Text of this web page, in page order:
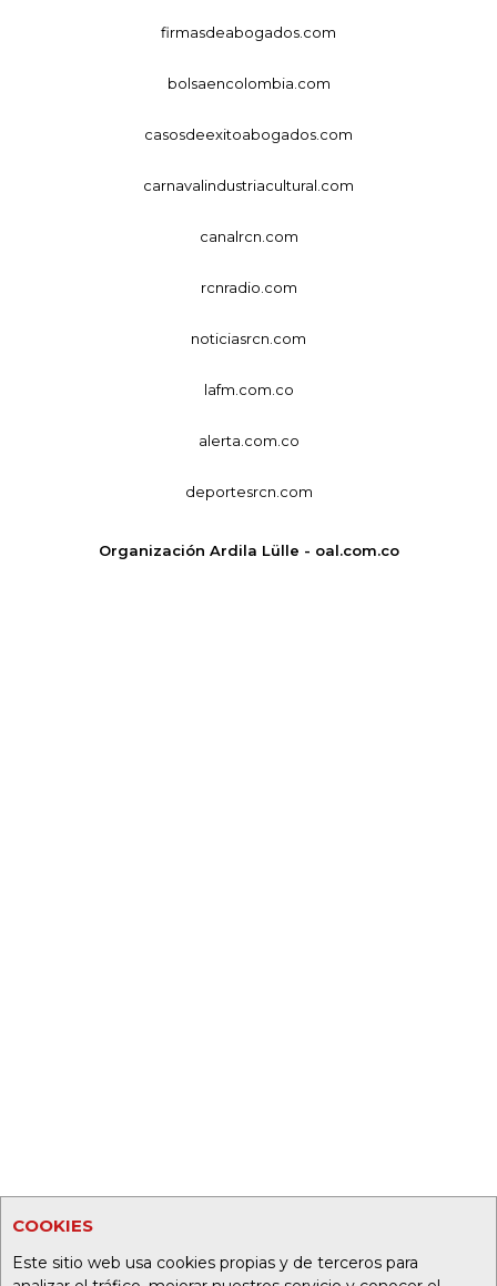
COOKIES
Este sitio web usa cookies propias y de terceros para
firmasdeabogados.com
bolsaencolombia.com
casosdeexitoabogados.com
carnavalindustriacultural.com
canalrcn.com
rcnradio.com
noticiasrcn.com
lafm.com.co
alerta.com.co
deportesrcn.com
Organización Ardila Lülle - oal.com.co